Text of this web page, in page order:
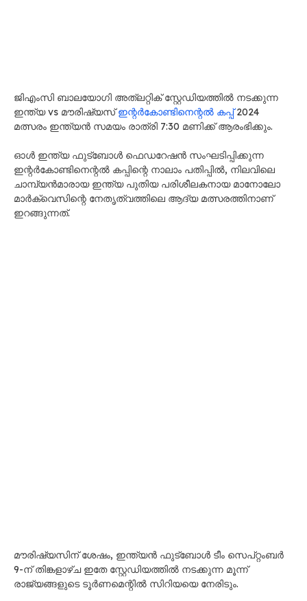
ജിഎംസി ബാലയോഗി അത്‌ലറ്റിക് സ്റ്റേഡിയത്തിൽ നടക്കുന്ന
ഇന്ത്യ vs മൗരിഷ്യസ്ഇന്റർകോണ്ടിനെന്റൽ കപ്പ്2024
മത്സരം ഇന്ത്യൻ സമയം രാത്രി 7:30 മണിക്ക് ആരംഭിക്കും.
ഓൾ ഇന്ത്യ ഫുട്ബോൾ ഫെഡറേഷൻ സംഘടിപ്പിക്കുന്ന
ഇന്റർകോണ്ടിനെന്റൽ കപ്പിന്റെ നാലാം പതിപ്പിൽ, നിലവിലെ
ചാമ്പ്യൻമാരായ ഇന്ത്യ പുതിയ പരിശീലകനായ മാനോലോ
മാർക്വെസിന്റെ നേതൃത്വത്തിലെ ആദ്യ മത്സരത്തിനാണ്
ഇറങ്ങുന്നത്.
മൗരിഷ്യസിന് ശേഷം, ഇന്ത്യൻ ഫുട്ബോൾ ടീം സെപ്റ്റംബർ
9-ന് തിങ്കളാഴ്ച ഇതേ സ്റ്റേഡിയത്തിൽ നടക്കുന്ന മൂന്ന്
രാജ്യങ്ങളുടെ ടൂർണമെന്റിൽ സിറിയയെ നേരിടും.